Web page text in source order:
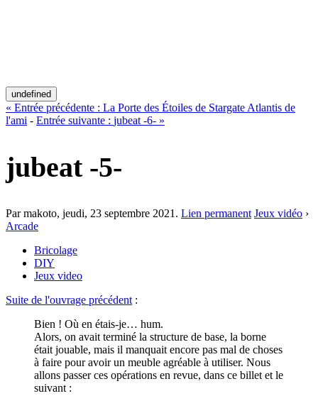
undefined
« Entrée précédente : La Porte des Étoiles de Stargate Atlantis de
l'ami - Entrée suivante : jubeat -6- »
jubeat -5-
Par makoto, jeudi, 23 septembre 2021 . Lien permanent Jeux vidéo ›
Arcade
Bricolage
DIY
Jeux video
Suite de l'ouvrage précédent :
Bien ! Où en étais-je… hum.
Alors, on avait terminé la structure de base, la borne
était jouable, mais il manquait encore pas mal de choses
à faire pour avoir un meuble agréable à utiliser. Nous
allons passer ces opérations en revue, dans ce billet et le
suivant :